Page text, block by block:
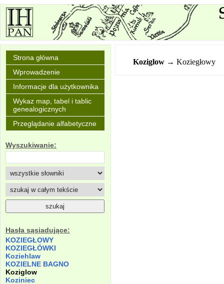
Strona główna
Wprowadzenie
Informacje dla użytkownika
Wykaz map, tabel i tablic
genealogicznych
Przeglądanie alfabetyczne
Wyszukiwanie:
Hasła sąsiadujące:
KOZIEGŁOWY
KOZIEGŁÓWKI
Koziehlaw
KOZIELNE BAGNO
Koziglow
Koziniec
Koziglow → Koziegłowy